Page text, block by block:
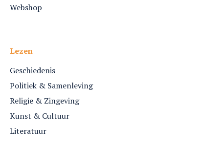
Webshop
Lezen
Geschiedenis
Politiek & Samenleving
Religie & Zingeving
Kunst & Cultuur
Literatuur